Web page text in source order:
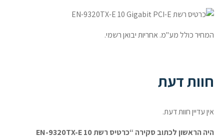
המחיר כולל מע"מ. אחריות יבואן רשמי.
חוות דעת
אין עדיין חוות דעת.
היה הראשון לכתוב סקירה “כרטיס רשת EN-9320TX-E 10